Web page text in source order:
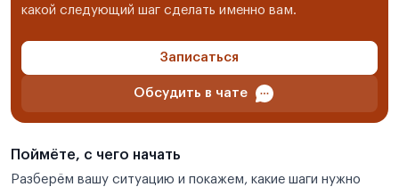
какой следующий шаг сделать именно вам.
Записаться
Обсудить в чате
Поймёте, с чего начать
Разберём вашу ситуацию и покажем, какие шаги нужно